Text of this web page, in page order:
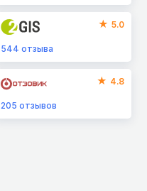
5.0
544отзыва
4.8
205отзывов